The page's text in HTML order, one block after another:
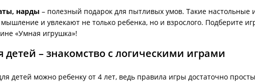
нарды – полезный подарок для пытливых умов. Такие настольные
мышление и увлекают не только ребенка, но и взрослого. Подберите
«Умная игрушка»!
– знакомство с логическими играми
детей можно ребенку от 4 лет, ведь правила игры достаточно